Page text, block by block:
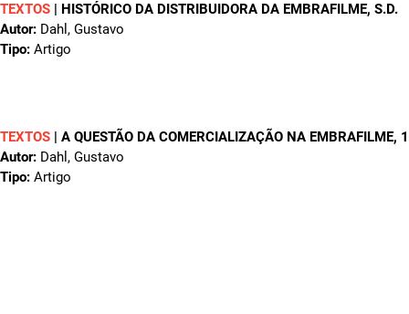
TEXTOS | HISTÓRICO DA DISTRIBUIDORA DA EMBRAFILME, S.D.
Autor: Dahl, Gustavo
Tipo: Artigo
TEXTOS | A QUESTÃO DA COMERCIALIZAÇÃO NA EMBRAFILME,
Autor: Dahl, Gustavo
Tipo: Artigo
FORMULÁRIO DE BUSCA